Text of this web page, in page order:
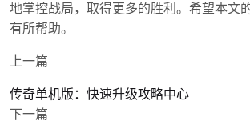
地掌控战局，取得更多的胜利。希望本文
有所帮助。
上一篇
传奇单机版：快速升级攻略中心
下一篇